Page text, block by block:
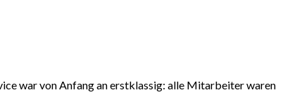
war von Anfang an erstklassig: alle Mitarbeiter waren